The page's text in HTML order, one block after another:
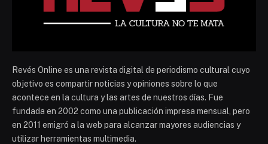
Revés Online es una revista digital de periodismo cultural cuyo
objetivo es compartir noticias y opiniones sobre lo que
acontece en la cultura y las artes de nuestros días. Fue
fundada en 2002 como una publicación impresa mensual, pero
en 2011 emigró a la web para alcanzar mayores audiencias y
utilizar herramientas multimedia.